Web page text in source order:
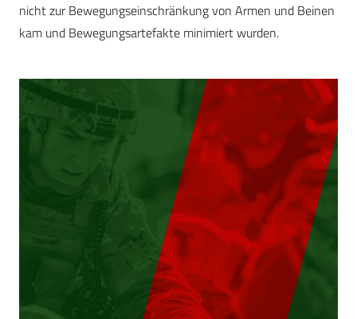
nicht zur Bewegungseinschränkung von Armen und Beinen
kam und Bewegungsartefakte minimiert wurden.